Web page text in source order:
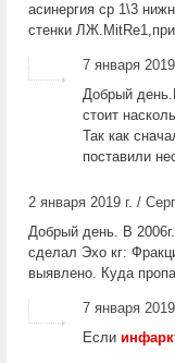
асинергия ср 1\3
стенки
7 января
Добрый
стоит
Так как
поставили
2 января 2019 г. /
Добрый день. В
сделал Эхо кг:
выявлено. Куда
7 января
Если